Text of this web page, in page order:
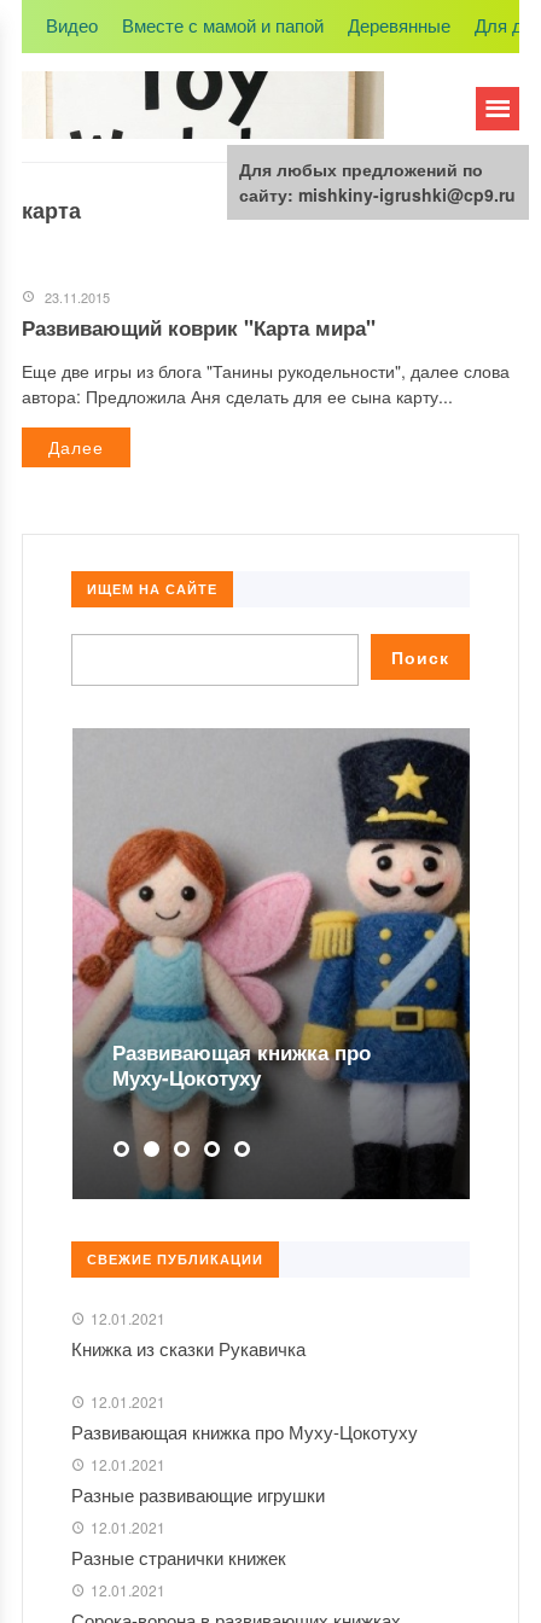
Видео Вместе с мамой и папой Деревянные Для
карта
23.11.2015
Развивающий коврик "Карта мира"
Еще две игры из блога "Танины рукодельности", далее слова
автора: Предложила Аня сделать для ее сына карту...
Далее
ИЩЕМ НА САЙТЕ
Развивающая книжка про
Муху-Цокотуху
СВЕЖИЕ ПУБЛИКАЦИИ
12.01.2021
Книжка из сказки Рукавичка
12.01.2021
Развивающая книжка про Муху-Цокотуху
12.01.2021
Разные развивающие игрушки
12.01.2021
Разные странички книжек
12.01.2021
Для любых предложений по
сайту: mishkiny-igrushki@cp9.ru